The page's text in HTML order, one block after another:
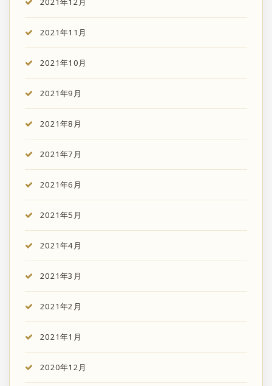
2021年11月
2021年10月
2021年9月
2021年8月
2021年7月
2021年6月
2021年5月
2021年4月
2021年3月
2021年2月
2021年1月
2020年12月